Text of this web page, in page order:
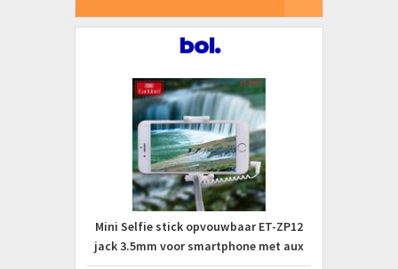
Mini Selfie stick opvouwbaar ET-ZP12
jack 3.5mm voor smartphone met aux
aansluiting wit